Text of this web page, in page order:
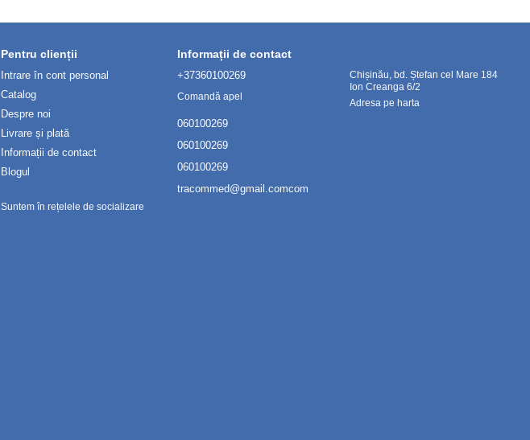
Pentru clienții
Intrare în cont personal
Catalog
Despre noi
Livrare și plată
Informații de contact
Blogul
Suntem în rețelele de socializare
Informații de contact
+37360100269
Comandă apel
060100269
060100269
060100269
tracommed@gmail.comcom
Chișinău, bd. Ștefan cel Mare 184
Ion Creanga 6/2
Adresa pe harta